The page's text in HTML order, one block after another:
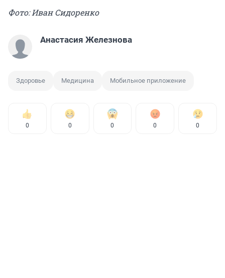
Фото: Иван Сидоренко
Анастасия Железнова
Здоровье Медицина Мобильное приложение
0 0 0 0 0